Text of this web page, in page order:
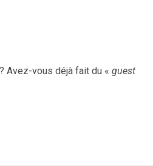
Avez-vous déjà fait du « guest